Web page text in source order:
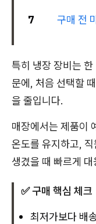
7 구매 전
특히 냉장 장비는
문에, 처음 선택할
을 줄입니다.
매장에서는 제품이
온도를 유지하고,
생겼을 때 빠르게
✅ 구매 핵심 체크
최저가보다 배